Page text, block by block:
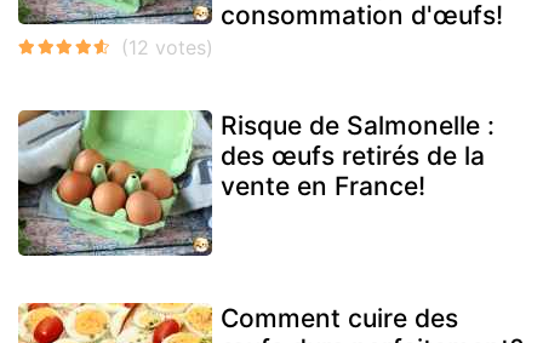
consommation d'œufs!
Risque de Salmonelle :
des œufs retirés de la
vente en France!
Comment cuire des